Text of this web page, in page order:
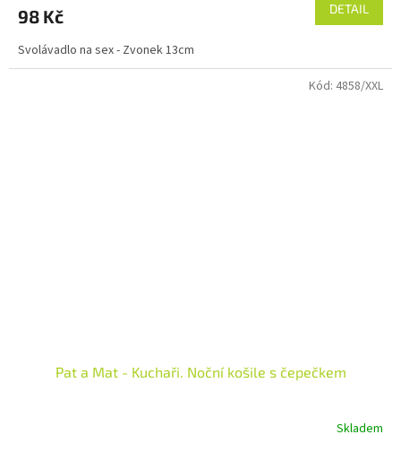
98 Kč DETAIL
Svolávadlo na sex - Zvonek 13cm
Pat a Mat - Kuchaři. Noční košile s čepečkem
Skladem
Kód: 4858/XXL